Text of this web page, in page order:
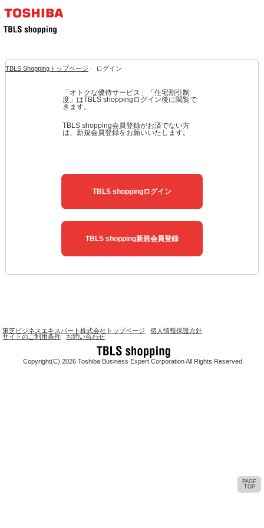
TBLS Shoppingトップページ › ログイン
「オトクな優待サービス」「住宅割引制
度」はTBLS shoppingログイン後に閲覧で
きます。
TBLS shopping会員登録がお済でない方
は、新規会員登録をお願いいたします。
TBLS shoppingログイン
TBLS shopping新規会員登録
東芝ビジネスエキスパート株式会社トップページ
個人情報保護方針
サイトのご利用条件
お問い合わせ
Copyright(C) 2026 Toshiba Business Expert Corporation All Rights Reserved.
PAGE
TOP